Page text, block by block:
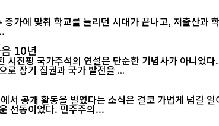
가에 맞춰 학교를 늘리던 시대가 끝나고, 저출산과
10년
진핑 국가주석의 연설은 단순한 기념사가 아니었
로 장기 집권과 국가 발전을 ...
공개 활동을 벌였다는 소식은 결코 가볍게 넘길
선동이었다. 민주주의...